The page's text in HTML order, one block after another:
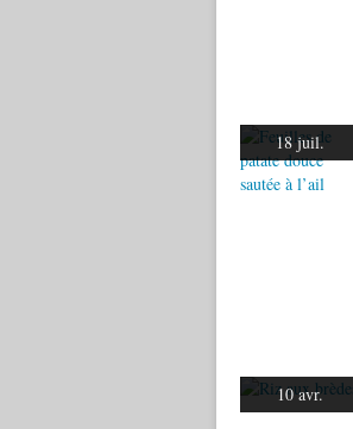
18 juil.
10 avr.